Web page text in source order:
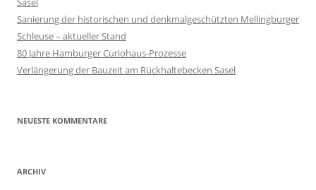
Sanierung der historischen und denkmalgeschützten Mellingburger
Schleuse – aktueller Stand
80 Jahre Hamburger Curiohaus-Prozesse
Verlängerung der Bauzeit am Rückhaltebecken Sasel
NEUESTE KOMMENTARE
ARCHIV